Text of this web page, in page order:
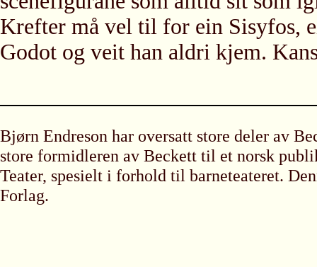
Krefter må vel til for ein Sisyfos,
Godot og veit han aldri kjem.
Bjørn Endreson har oversatt store deler av
store formidleren av Beckett til et norsk
Teater, spesielt i forhold til barneteateret.
Forlag.